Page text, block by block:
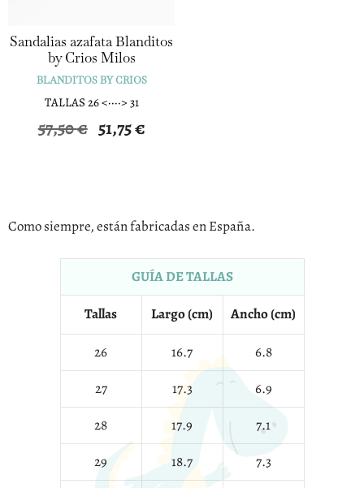
Sandalias azafata Blanditos
by Crios Milos
BLANDITOS BY CRIOS
TALLAS 26 <····> 31
57,50€
El
precio
51,75€El
Como siempre, están fabricadas en España.
GUÍA DE TALLAS
Tallas
Largo (cm) Ancho (cm)
26 16.7
6.8
27
17.3
6.9
28
17.9
7.1
29
18.7
7.3